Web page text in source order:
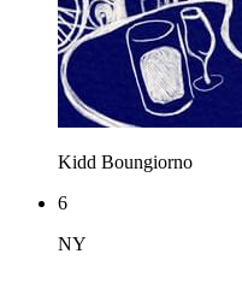
Kidd Boungiorno
6
NY